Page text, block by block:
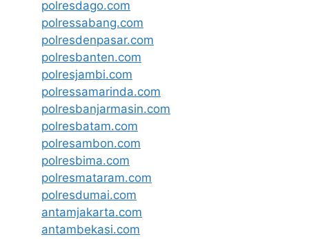
polresdago.com
polressabang.com
polresdenpasar.com
polresbanten.com
polresjambi.com
polressamarinda.com
polresbanjarmasin.com
polresbatam.com
polresambon.com
polresbima.com
polresmataram.com
polresdumai.com
antamjakarta.com
antambekasi.com